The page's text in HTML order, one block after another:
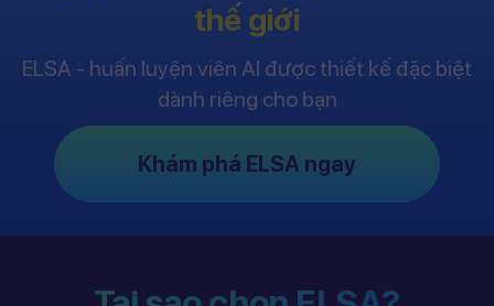
thế giới
ELSA - huấn luyện viên AI được thiết kế đặc biệt
dành riêng cho bạn
Khám phá ELSA ngay